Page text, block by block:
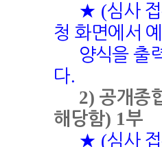
★ (심사
청 화면에서
양식을 출
다.
2) 공개종
해당함) 1부
★ (심사